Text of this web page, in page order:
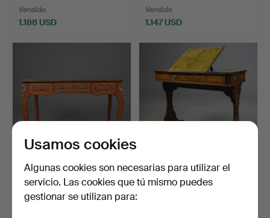
Vendido
1.188 USD
Vendido
1.147 USD
199.PLATO DE
ESCRITORIO ESTILO LUIS
XV.
553. ESCRITORIO
REGENCY DE CAOBA.
Usamos cookies
Algunas cookies son necesarias para utilizar el
servicio. Las cookies que tú mismo puedes
gestionar se utilizan para: